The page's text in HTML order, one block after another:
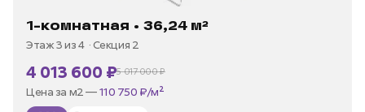
1-комнатная • 36,24 м²
Этаж 3 из 4 Секция 2
4 013 600 ₽5 017 000 ₽
В ипотеку —от 19 251 ₽/мес
Цена за м2 —110 750 ₽/м²